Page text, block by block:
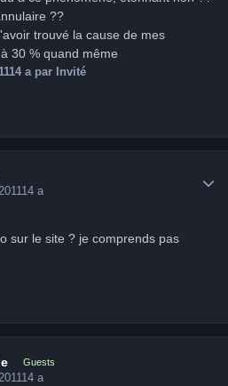
??
trouvé la cause de mes
30 % quand même
14 apar Invité
14 a
sur le site ? je comprends pas
Guests
14 a